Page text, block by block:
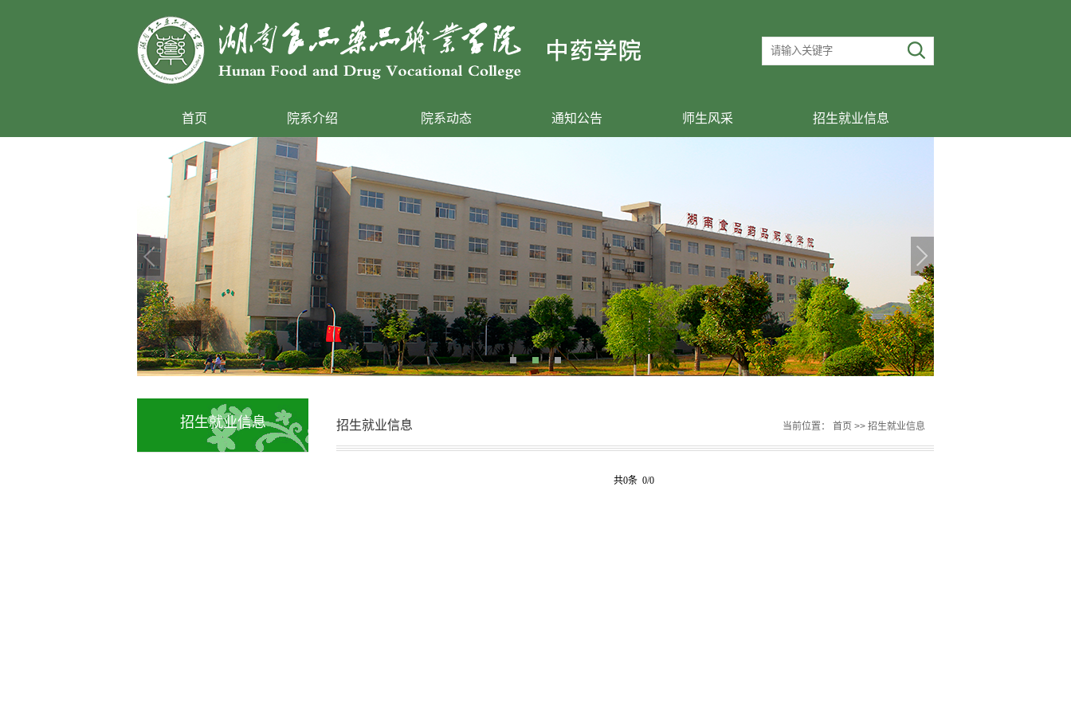
首页 院系介绍 院系动态 通知公告 师生风采 招生就业信息
招生就业信息 招生就业信息 当前位置： 首页 >> 招生就业信息
共0条 0/0